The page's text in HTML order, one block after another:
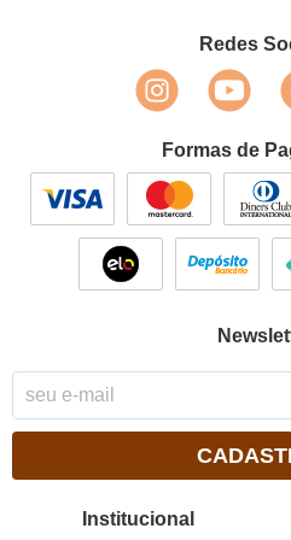
Redes
Formas de
Institucional